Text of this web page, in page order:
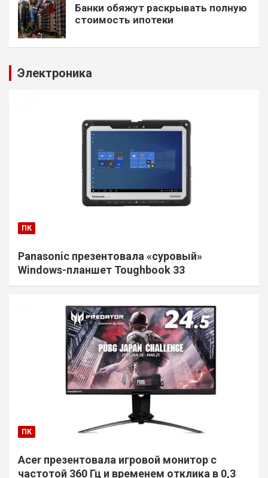
Банки обяжут раскрывать полную
стоимость ипотеки
Электроника
ПК
Panasonic презентовала «суровый»
Windows-планшет Toughbook 33
ПК
Acer презентовала игровой монитор с
частотой 360 Гц и временем отклика в 0,3